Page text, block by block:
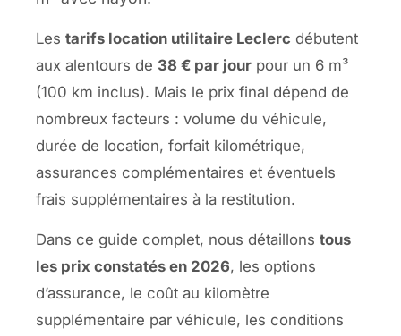
Les tarifs location utilitaire Leclerc débutent
aux alentours de 38 € par jour pour un 6 m³
(100 km inclus). Mais le prix final dépend de
nombreux facteurs : volume du véhicule,
durée de location, forfait kilométrique,
assurances complémentaires et éventuels
frais supplémentaires à la restitution.
Dans ce guide complet, nous détaillons tous
les prix constatés en 2026, les options
d’assurance, le coût au kilomètre
supplémentaire par véhicule, les conditions